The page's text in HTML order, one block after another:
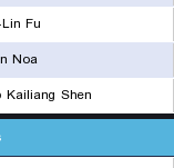
Fu
Noa
Kailiang Shen